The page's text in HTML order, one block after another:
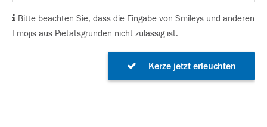
Bitte beachten Sie, dass die Eingabe von Smileys und anderen
Emojis aus Pietätsgründen nicht zulässig ist.
Kerze jetzt erleuchten